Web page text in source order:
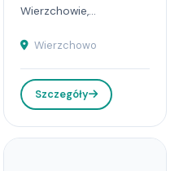
Wierzchowie,...
Wierzchowo
Szczegóły